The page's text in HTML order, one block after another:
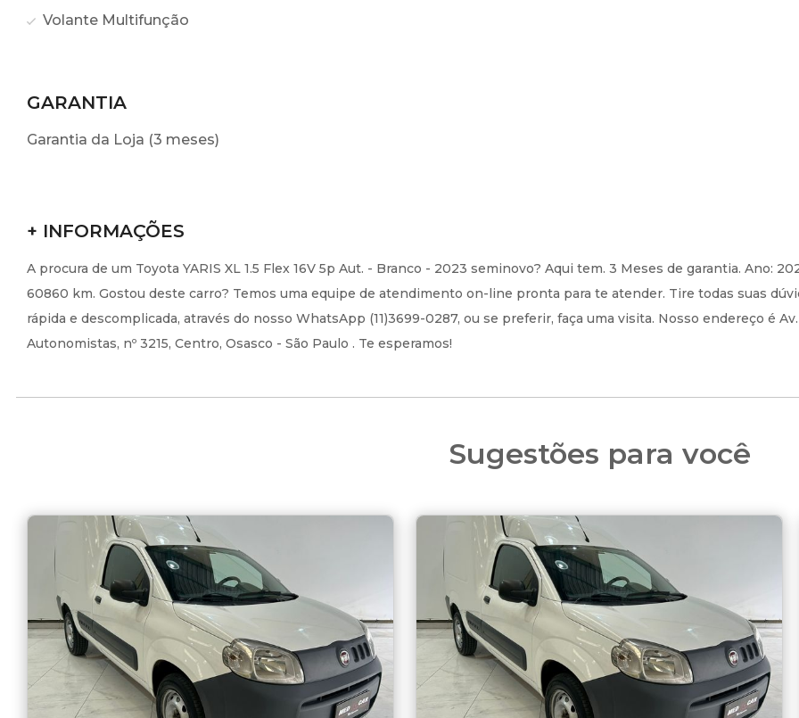
Volante Multifunção
GARANTIA
Garantia da Loja (3 meses)
+ INFORMAÇÕES
A procura de um Toyota YARIS XL 1.5 Flex 16V 5p Aut. - Branco - 2023 seminovo? Aqui tem. 3 Meses de garantia. Ano:
60860 km. Gostou deste carro? Temos uma equipe de atendimento on-line pronta para te atender. Tire todas suas
rápida e descomplicada, através do nosso WhatsApp (11)3699-0287, ou se preferir, faça uma visita. Nosso endereço é
Autonomistas, nº 3215, Centro, Osasco - São Paulo . Te esperamos!
Sugestões para você